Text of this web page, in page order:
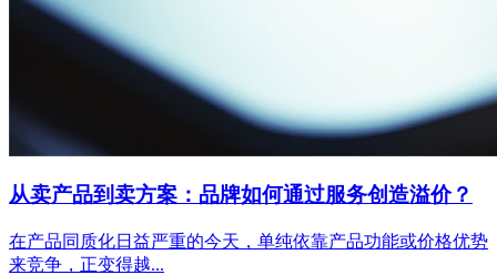
从卖产品到卖方案：品牌如何通过服务创造溢价？
在产品同质化日益严重的今天，单纯依靠产品功能或价格优势
来竞争，正变得越...